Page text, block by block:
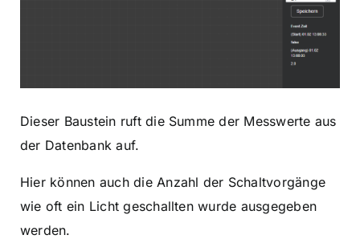
Dieser Baustein ruft die Summe der Messwerte aus
der Datenbank auf.
Hier können auch die Anzahl der Schaltvorgänge
wie oft ein Licht geschallten wurde ausgegeben
werden.